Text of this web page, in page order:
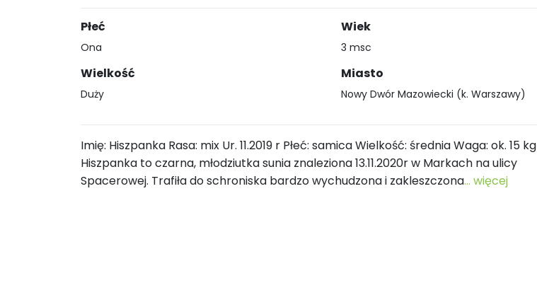
Płeć
Ona
Wielkość
Duży
Wiek
3 msc
Miasto
Nowy Dwór Mazowiecki (k. Warszawy)
Imię: Hiszpanka Rasa: mix Ur. 11.2019 r Płeć: samica Wielkość: średnia Waga: ok. 15 kg
Hiszpanka to czarna, młodziutka sunia znaleziona 13.11.2020r w Markach na ulicy
Spacerowej. Trafiła do schroniska bardzo wychudzona i zakleszczona... więcej